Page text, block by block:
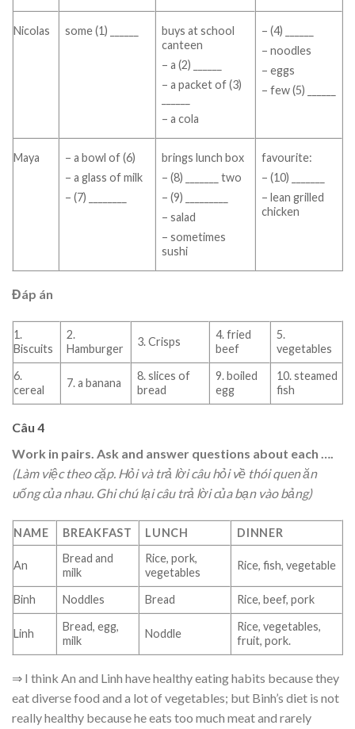
Nicolas some (1) ______
buys at school
canteen
– a (2) ______
– a packet of (3)
– a cola
– (4) ______
– noodles
– eggs
– few (5) ______
Maya
– a bowl of (6)
– a glass of milk
– (7) ________
brings lunch box
– (8) _______ two
– (9) _________
– salad
– sometimes
sushi
favourite:
– (10) _______
– lean grilled
chicken
Đáp án
1.
Biscuits
2.
Hamburger
3. Crisps
4. fried
beef
5.
vegetables
6.
cereal
7. a banana
8. slices of
bread
9. boiled
egg
10. steamed
fish
Câu 4
Work in pairs. Ask and answer questions about each ….
(Làm việc theo cặp. Hỏi và trả lời câu hỏi về thói quen ăn
uống của nhau. Ghi chú lại câu trả lời của bạn vào bảng)
NAME BREAKFAST LUNCH DINNER
An
Bread and
milk
Rice, pork,
vegetables
Rice, fish, vegetable
Binh Noddles Bread Rice, beef, pork
Linh
Bread, egg,
milk
Noddle
Rice, vegetables,
fruit, pork.
⇒ I think An and Linh have healthy eating habits because they
eat diverse food and a lot of vegetables; but Binh’s diet is not
really healthy because he eats too much meat and rarely